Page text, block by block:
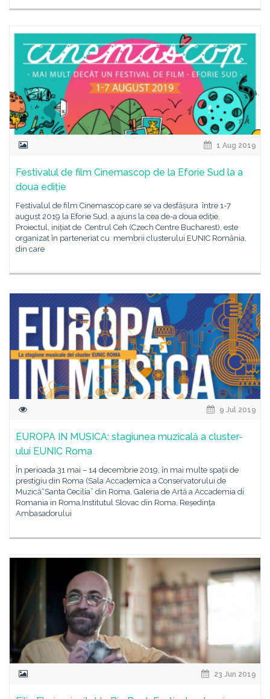
1 Aug 2019
Festivalul de film Cinemascop de la Eforie Sud la a
doua ediție
Festivalul de film Cinemascop care se va desfășura între 1-7
august 2019 la Eforie Sud, a ajuns la cea de-a doua ediție.
Proiectul, inițiat de Centrul Ceh (Czech Centre Bucharest), este
organizat în parteneriat cu membrii clusterului EUNIC România,
din care
9 Jul 2019
EUROPA IN MUSICA: stagiunea muzicală a cluster-
ului EUNIC Roma
În perioada 31 mai – 14 decembrie 2019, în mai multe spații de
prestigiu din Roma (Sala Accademica a Conservatorului de
Muzică“Santa Cecilia” din Roma, Galeria de Artă a Accademia di
Romania in Roma,Institutul Slovac din Roma, Reședința
Ambasadorului
23 Jun 2019